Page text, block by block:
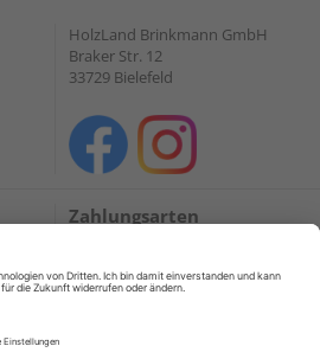
HolzLand Brinkmann GmbH
Braker Str. 12
33729 Bielefeld
Zahlungsarten
Onlineüberweisung